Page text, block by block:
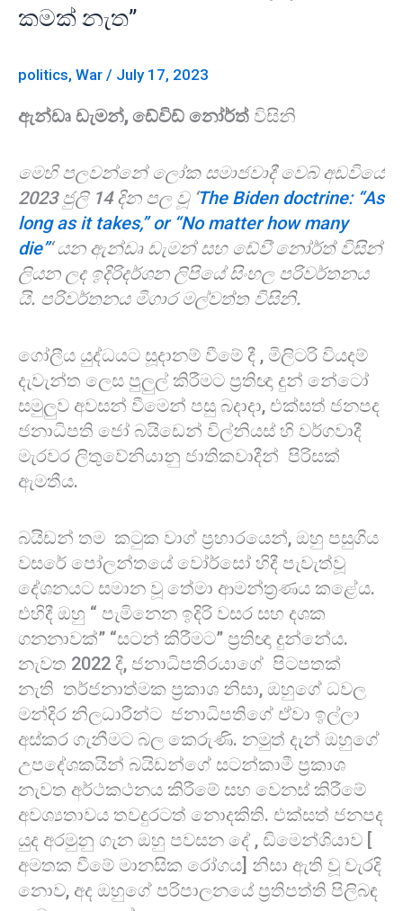
කමක් නැත”
politics, War / July 17, 2023
ඇන්ඩෘ ඩැමන්, ඩේවිඩ් නෝර්ත් විසිනි
මෙහි පලවන්නේ ලෝක සමාජවාදී වෙබ් අඩවියේ
2023 ජුලි 14 දින පල වූ ‘The Biden doctrine: “As
long as it takes,” or “No matter how many
die”‘ යන ඇන්ඩෘ ඩැමන් සහ ඩේවි් නෝර්ත් විසින්
ලියන ලද ඉදිරිදර්ශන ලිපියේ සිංහල පරිවර්තනය
යි. පරිවර්තනය මිගාර මල්වත්ත විසිනි.
ගෝලීය යුද්ධයට සූදානම් වීමේ දී , මිලිටරි වියදම්
දැවැන්ත ලෙස පුලුල් කිරීමට ප්‍රතිඥා දුන් නේටෝ
සමුලුව අවසන් වීමෙන් පසු බදාදා, එක්සත් ජනපද
ජනාධිපති ජෝ බයිඩෙන් විල්නියස් හි වර්ගවාදී
මැරවර ලිතුවේනියානු ජාතිකවාදීන් පිරිසක්
ඇමතීය.
බයිඩන් තම කටුක වාග් ප්‍රහාරයෙන්, ඔහු පසුගිය
වසරේ පෝලන්තයේ වෝර්සෝ හිදී පැවැත්වූ
දේශනයට සමාන වූ තේමා ආමන්ත්‍රණය කළේය.
එහිදී ඔහු “ පැමිනෙන ඉදිරි වසර සහ දශක
ගනනාවක්” “සටන් කිරීමට” ප්‍රතිඥා දුන්නේය.
නැවත 2022 දී, ජනාධිපතිරයාගේ පිටපතක්
නැති තර්ජනාත්මක ප්‍රකාශ නිසා, ඔහුගේ ධවල ​​
මන්දිර නිලධාරීන්ට ජනාධිපතිගේ ඒවා ඉල්ලා
අස්කර ගැනීමට බල කෙරුණි. නමුත් දැන් ඔහුගේ
උපදේශකයින් බයිඩන්ගේ සටන්කාමී ප්‍රකාශ
නැවත අර්ථකථනය කිරීමේ සහ වෙනස් කිරීමේ
අවශ්‍යතාවය තවදුරටත් නොදකිති. එක්සත් ජනපද
යුද අරමුනු ගැන ඔහු පවසන දේ , ඩිමෙන්ශියාව [
අමතක වීමේ මානසික රෝගය] නිසා ඇති වූ වැරදි
නොව, අද ඔහුගේ පරිපාලනයේ ප්‍රතිපත්ති පිලිබඳ
තාක්”
මැරුණත්
කමක්
නැත”